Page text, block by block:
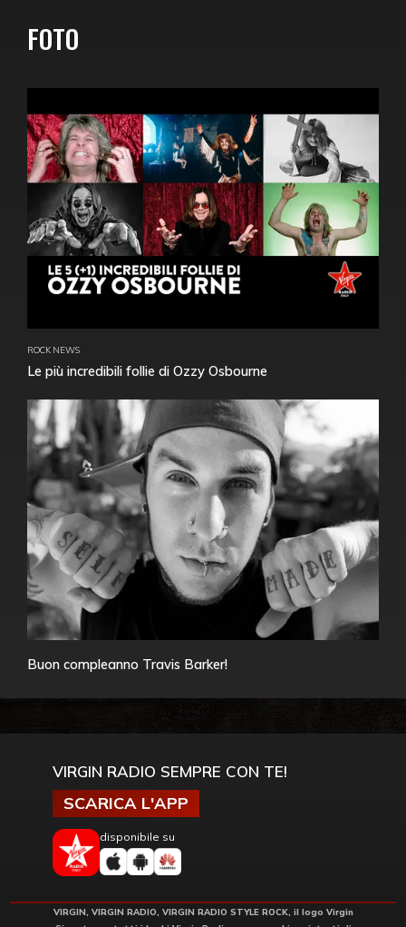
FOTO
ROCK NEWS
Le più incredibili follie di Ozzy Osbourne
Buon compleanno Travis Barker!
VIRGIN RADIO SEMPRE CON TE!
SCARICA L'APP
disponibile su
VIRGIN, VIRGIN RADIO, VIRGIN RADIO STYLE ROCK, il logo Virgin